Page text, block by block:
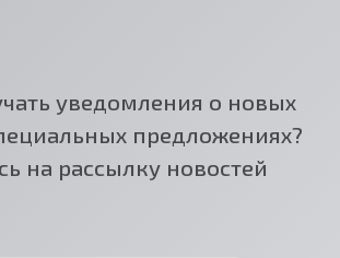
уведомления о новых
предложениях?
на рассылку новостей